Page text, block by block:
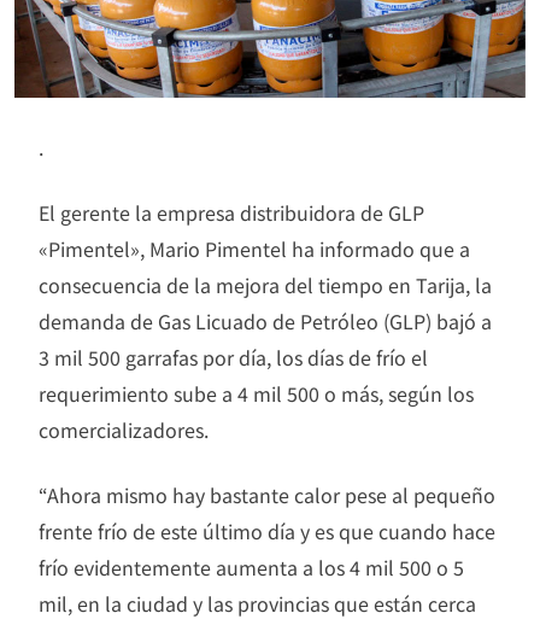
.
El gerente la empresa distribuidora de GLP
«Pimentel», Mario Pimentel ha informado que a
consecuencia de la mejora del tiempo en Tarija, la
demanda de Gas Licuado de Petróleo (GLP) bajó a
3 mil 500 garrafas por día, los días de frío el
requerimiento sube a 4 mil 500 o más, según los
comercializadores.
“Ahora mismo hay bastante calor pese al pequeño
frente frío de este último día y es que cuando hace
frío evidentemente aumenta a los 4 mil 500 o 5
mil, en la ciudad y las provincias que están cerca